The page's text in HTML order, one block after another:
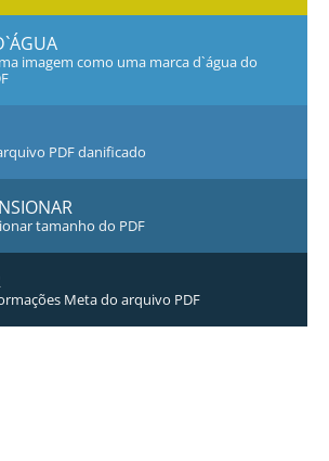
imagem como uma marca d`água do
PDF danificado
tamanho do PDF
Meta do arquivo PDF